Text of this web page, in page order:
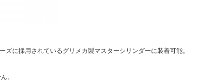
に採用されているグリメカ製マスターシリンダーに装着可能。
。